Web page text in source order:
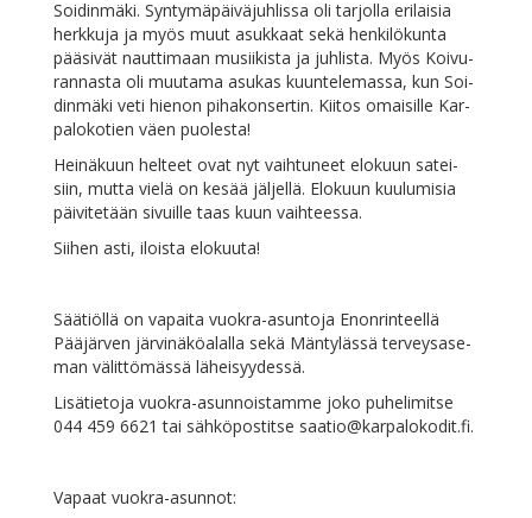
Soi­din­mä­ki. Syn­ty­mä­päi­vä­juh­lis­sa oli tar­jol­la eri­lai­sia
herk­ku­ja ja myös muut asuk­kaat se­kä hen­ki­lö­kun­ta
pää­si­vät naut­ti­maan musii­kis­ta ja juh­lis­ta. Myös Koi­vu­
ran­nas­ta oli muu­ta­ma asu­kas kuun­te­le­mas­sa, kun Soi­
din­mä­ki ve­ti hie­non pi­ha­kon­ser­tin. Kii­tos omai­sil­le Kar­
pa­lo­ko­tien väen puolesta!
Hei­nä­kuun hel­teet ovat nyt vaih­tu­neet elo­kuun sa­tei­
siin, mut­ta vie­lä on ke­sää jäl­jel­lä. Elo­kuun kuu­lu­mi­sia
päi­vi­te­tään si­vuil­le taas kuun vaihteessa.
Sii­hen as­ti, ilois­ta elokuuta!
Sää­tiöl­lä on va­pai­ta vuo­kra-asun­to­ja Enon­rin­teel­lä
Pää­jär­ven jär­vi­nä­kö­alal­la se­kä Män­ty­läs­sä ter­veys­a­se­
man vä­lit­tö­mäs­sä läheisyydessä.
Li­sä­tie­to­ja vuo­kra-asun­nois­tam­me jo­ko pu­he­li­mit­se
044 459 6621 tai säh­kö­pos­tit­se saatio@karpalokodit.fi.
Va­paat vuokra-asunnot: